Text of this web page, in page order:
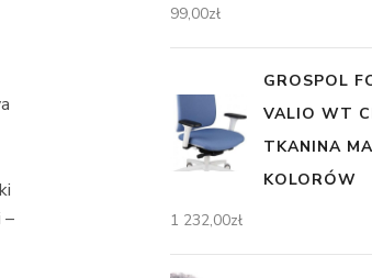
–
99,00zł
GROSPOL
VALIO WT
TKANINA
KOLORÓW
1 232,00zł